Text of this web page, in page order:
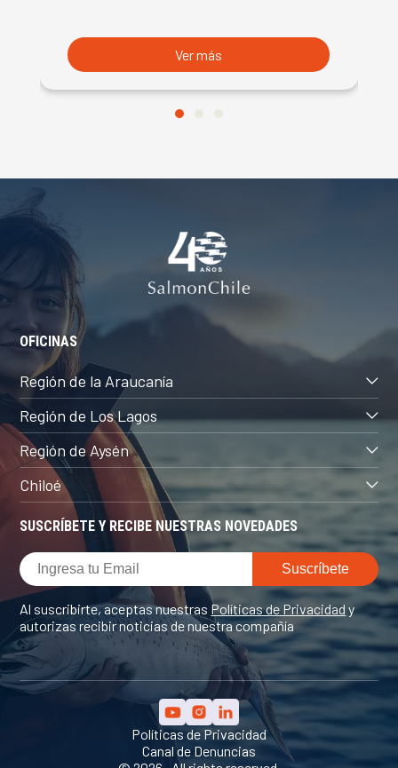
Ver más
SUSCRÍBETE Y RECIBE NUESTRAS NOVEDADES
Al suscribirte, aceptas nuestras Políticas de Privacidady
autorizas recibir noticias de nuestra compañía
OFICINAS
Región de la Araucanía
Región de Los Lagos
Región de Aysén
Chiloé
Políticas de Privacidad
Canal de Denuncias